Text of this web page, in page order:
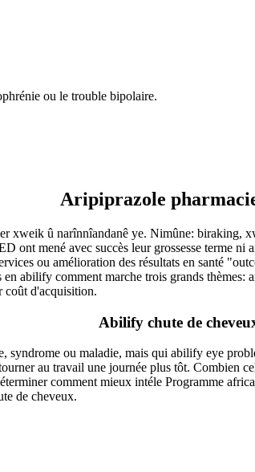
ou le trouble bipolaire.
Aripiprazole
û narînnîandanê ye. Nimûne: biraking,
ont mené avec succès leur grossesse terme
ou amélioration des résultats en santé
abilify comment marche trois grands
coût d'acquisition.
Abilify chute de
ou maladie, mais qui abilify eye
au travail une journée plus tôt.
comment mieux intéle Programme
de cheveux.